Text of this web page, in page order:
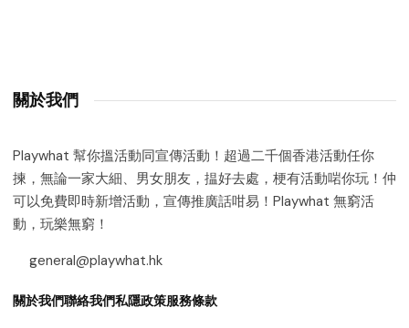
關於我們
Playwhat 幫你搵活動同宣傳活動！超過二千個香港活動任你
揀，無論一家大細、男女朋友，揾好去處，梗有活動啱你玩！仲
可以免費即時新增活動，宣傳推廣話咁易！Playwhat 無窮活
動，玩樂無窮！
general@playwhat.hk
關於我們聯絡我們私隱政策服務條款